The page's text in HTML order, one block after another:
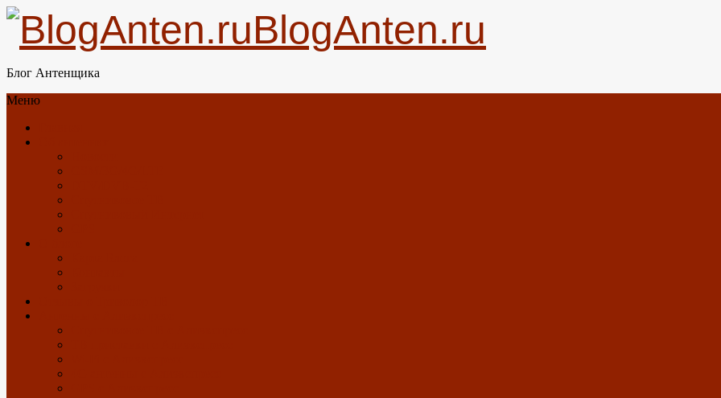
BlogAnten.ru
Блог Антенщика
Меню